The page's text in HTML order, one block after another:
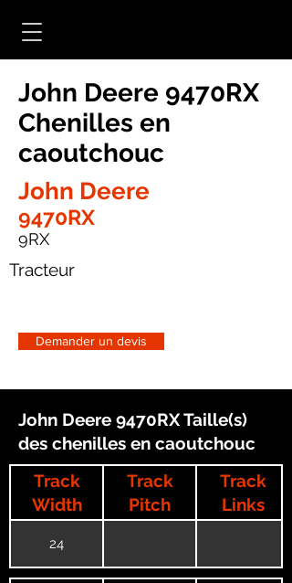
John Deere 9470RX
Chenilles en
caoutchouc
John Deere
9470RX
9RX
Tracteur
Demander un devis
John Deere 9470RX Taille(s)
des chenilles en caoutchouc
Track
Width
Track
Pitch
Track
Links
24